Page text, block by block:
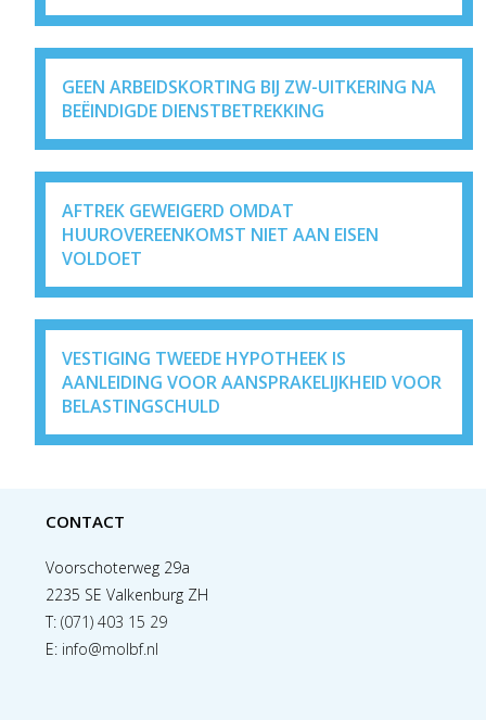
GEEN ARBEIDSKORTING BIJ ZW-UITKERING NA
BEËINDIGDE DIENSTBETREKKING
AFTREK GEWEIGERD OMDAT
HUUROVEREENKOMST NIET AAN EISEN
VOLDOET
VESTIGING TWEEDE HYPOTHEEK IS
AANLEIDING VOOR AANSPRAKELIJKHEID VOOR
BELASTINGSCHULD
CONTACT
Voorschoterweg 29a
2235 SE Valkenburg ZH
T:(071) 403 15 29
E: info@molbf.nl